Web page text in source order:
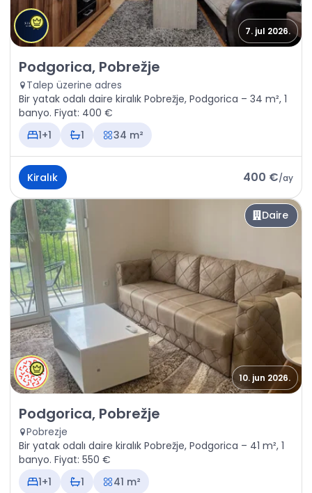
7. jul 2026.
Kiralık - Daire Podgorica, Pobrežje
Podgorica, Pobrežje
Talep üzerine adres
Bir yatak odalı daire kiralık Pobrežje, Podgorica – 34 m², 1
banyo. Fiyat: 400 €
1+1
1 34 m²
Kiralık 400 €/ay
Daire
10. jun 2026.
Kiralık - Daire Podgorica, Pobrežje
Podgorica, Pobrežje
Pobrezje
Bir yatak odalı daire kiralık Pobrežje, Podgorica – 41 m², 1
banyo. Fiyat: 550 €
1+1
1 41 m²